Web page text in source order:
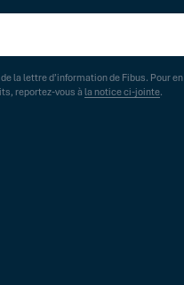
la lettre d’information de Fibus. Pour
reportez-vous à la notice ci-jointe.